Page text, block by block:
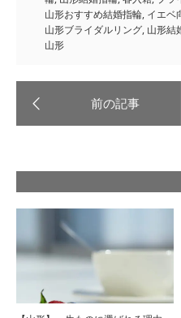
山形おすすめ結婚指輪, イエベ
山形ブライダルリング, 山形結
山形